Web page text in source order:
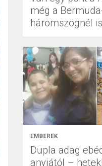
még a
háromszögnél
EMBEREK
Dupla adag
anyjától –